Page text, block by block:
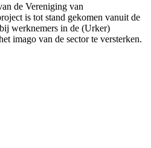
de Vereniging van
is tot stand gekomen vanuit de
werknemers in de (Urker)
imago van de sector te versterken.